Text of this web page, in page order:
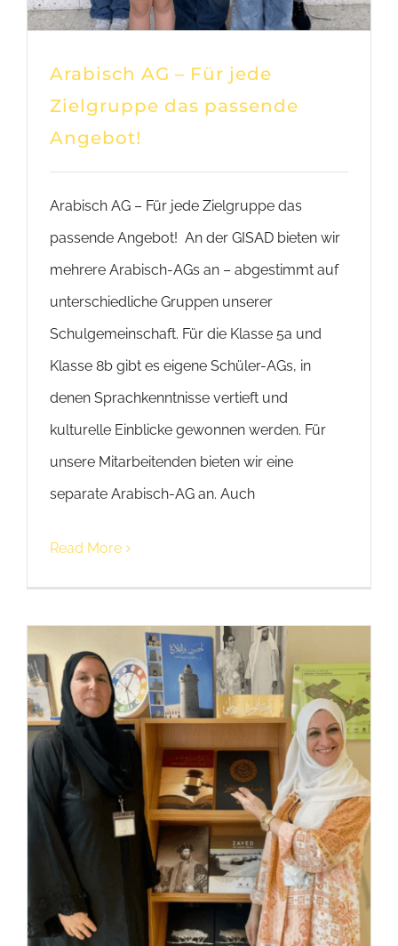
Arabisch AG – Für jede
Zielgruppe das passende
Angebot!
Arabisch AG – Für jede Zielgruppe das
passende Angebot! An der GISAD bieten wir
mehrere Arabisch-AGs an – abgestimmt auf
unterschiedliche Gruppen unserer
Schulgemeinschaft. Für die Klasse 5a und
Klasse 8b gibt es eigene Schüler-AGs, in
denen Sprachkenntnisse vertieft und
kulturelle Einblicke gewonnen werden. Für
unsere Mitarbeitenden bieten wir eine
separate Arabisch-AG an. Auch
Read More